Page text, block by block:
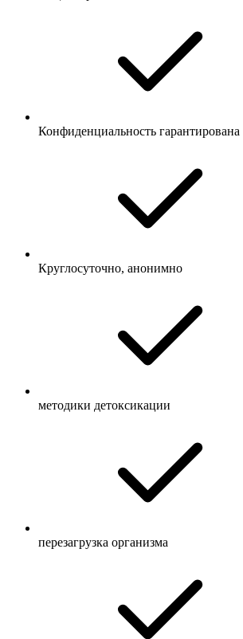
Конфиденциальность гарантирована
Круглосуточно, анонимно
методики детоксикации
перезагрузка организма